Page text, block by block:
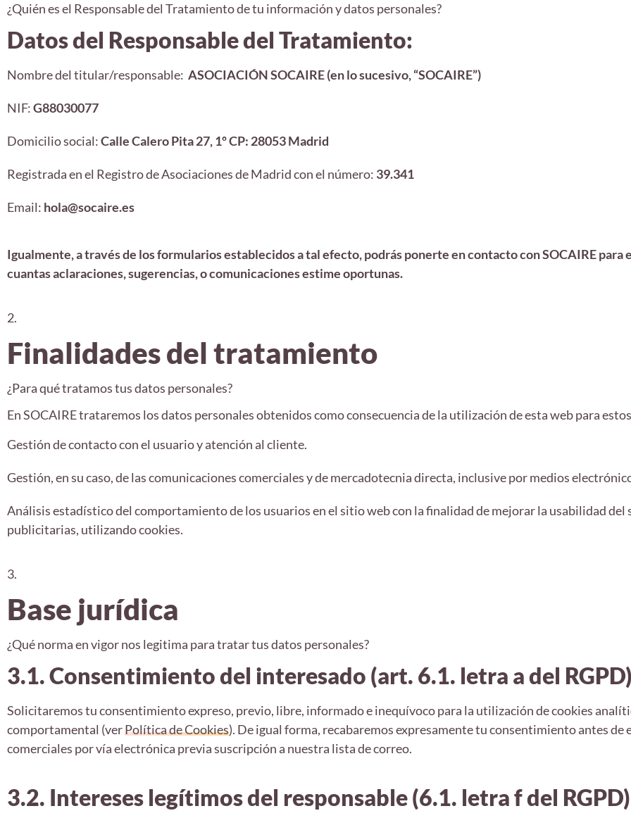
¿Quién es el Responsable del Tratamiento de tu información y datos personales?
Datos del Responsable del Tratamiento:
Nombre del titular/responsable: ASOCIACIÓN SOCAIRE (en lo sucesivo, “SOCAIRE”)
NIF:G88030077
Domicilio social:Calle Calero Pita 27, 1º CP: 28053 Madrid
Registrada en el Registro de Asociaciones de Madrid con el número: 39.341
Email: hola@socaire.es
Igualmente, a través de los formularios establecidos a tal efecto, podrás ponerte en contacto con SOCAIRE para
cuantas aclaraciones, sugerencias, o comunicaciones estime oportunas.
2.
Finalidades del tratamiento
¿Para qué tratamos tus datos personales?
En SOCAIRE trataremos los datos personales obtenidos como consecuencia de la utilización de esta web para
Gestión de contacto con el usuario y atención al cliente.
Gestión, en su caso, de las comunicaciones comerciales y de mercadotecnia directa, inclusive por medios
Análisis estadístico del comportamiento de los usuarios en el sitio web con la finalidad de mejorar la usabilidad del
publicitarias, utilizando cookies.
3.
Base jurídica
¿Qué norma en vigor nos legitima para tratar tus datos personales?
3.1. Consentimiento del interesado (art. 6.1. letra a del RGPD)
Solicitaremos tu consentimiento expreso, previo, libre, informado e inequívoco para la utilización de cookies
comportamental (verPolítica de Cookies). De igual forma, recabaremos expresamente tu consentimiento antes de
comerciales por vía electrónica previa suscripción a nuestra lista de correo.
3.2. Intereses legítimos del responsable (6.1. letra f del RGPD)